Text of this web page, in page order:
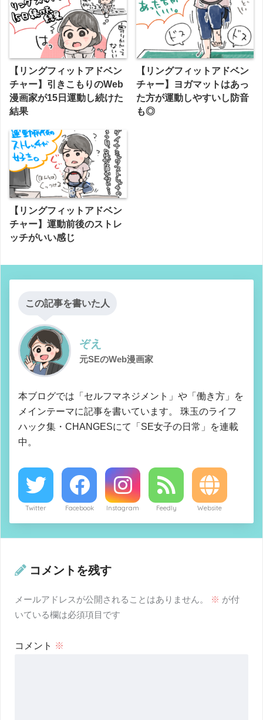
【リングフィットアドベン
チャー】引きこもりのWeb
漫画家が15日運動し続けた
結果
【リングフィットアドベン
チャー】ヨガマットはあっ
た方が運動しやすいし防音
も◎
【リングフィットアドベン
チャー】運動前後のストレ
ッチがいい感じ
この記事を書いた人
ぞえ
元SEのWeb漫画家
本ブログでは「セルフマネジメント」や「働き方」を
メインテーマに記事を書いています。 珠玉のライフ
ハック集・CHANGESにて「SE女子の日常」を連載
中。
Twitter Facebook Instagram Feedly Website
コメントを残す
メールアドレスが公開されることはありません。 ※ が付
いている欄は必須項目です
コメント ※